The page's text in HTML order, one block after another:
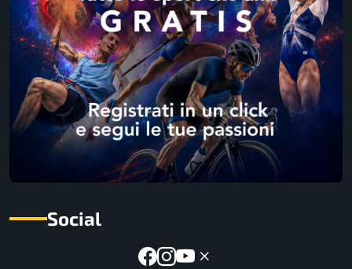
Social